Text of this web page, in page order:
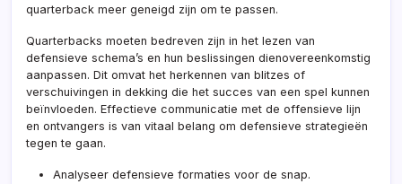
quarterback meer geneigd zijn om te passen.
Quarterbacks moeten bedreven zijn in het lezen van
defensieve schema’s en hun beslissingen dienovereenkomstig
aanpassen. Dit omvat het herkennen van blitzes of
verschuivingen in dekking die het succes van een spel kunnen
beïnvloeden. Effectieve communicatie met de offensieve lijn
en ontvangers is van vitaal belang om defensieve strategieën
tegen te gaan.
Analyseer defensieve formaties voor de snap.